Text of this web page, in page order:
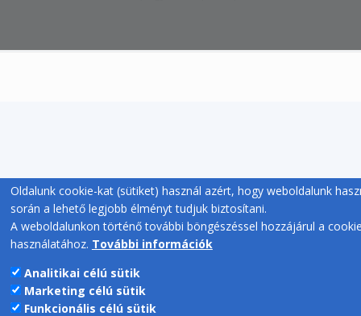
Oldalunk cookie-kat (sütiket) használ azért, hogy weboldalunk
során a lehető legjobb élményt tudjuk biztosítani.
A weboldalunkon történő további böngészéssel hozzájárul a
használatához. További információk
Analitikai célú sütik
Marketing célú sütik
Funkcionális célú sütik